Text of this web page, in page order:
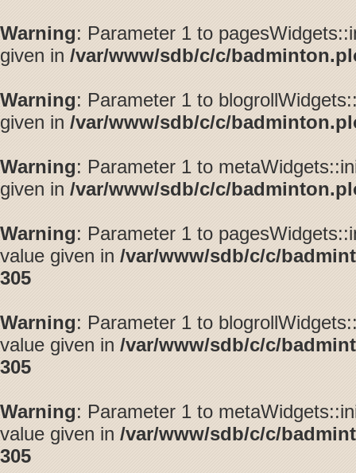
Warning: Parameter 1 to
given in /var/www/sdb/c/c/
Warning: Parameter 1 to
given in /var/www/sdb/c/c/
Warning: Parameter 1 to
given in /var/www/sdb/c/c/
Warning: Parameter 1 to
value given in /var/www/sdb/c/c/
305
Warning: Parameter 1 to
value given in /var/www/sdb/c/c/
305
Warning: Parameter 1 to
value given in /var/www/sdb/c/c/
305